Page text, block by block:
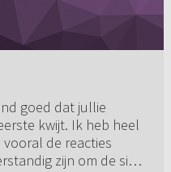
goed dat jullie
kwijt. Ik heb heel
de reacties
zijn om de site